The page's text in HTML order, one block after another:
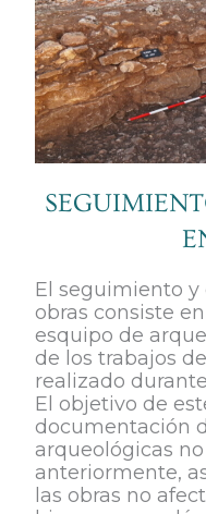
El seguimiento
obras consiste
esquipo de
de los trabajos
realizado
El objetivo de
documentación
arqueológicas
anteriormente,
las obras no